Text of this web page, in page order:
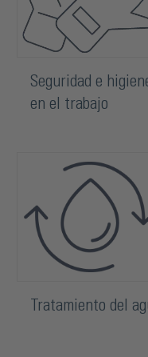
Seguridad e
en el trabajo
Tratamiento del